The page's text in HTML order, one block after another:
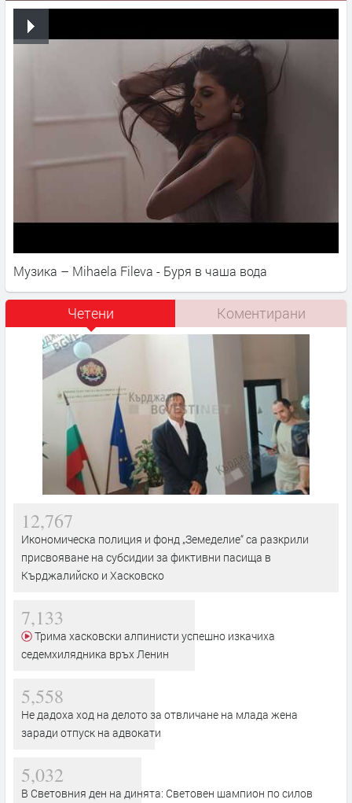
Музика – Mihaela Fileva - Буря в чаша вода
Четени Коментирани
12,767
Икономическа полиция и фонд „Земеделие“ са разкрили
присвояване на субсидии за фиктивни пасища в
Кърджалийско и Хасковско
7,133
седемхилядника връх Ленин
5,558
Не дадоха ход на делото за отвличане на млада жена
заради отпуск на адвокати
5,032
В Световния ден на динята: Световен шампион по силов